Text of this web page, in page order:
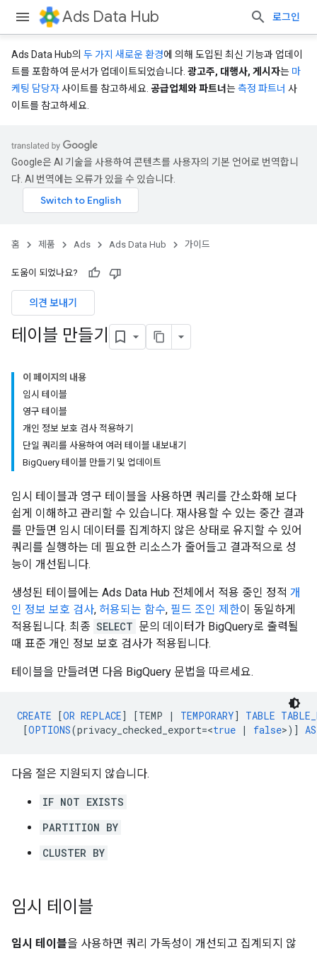
Ads Data Hub 로그인
Ads Data Hub의 두 가지 새로운 환경에 의해 도입된 최신 기능과 업데이
트를 포함하여 문서가 업데이트되었습니다. 광고주, 대행사, 게시자는 마
케팅 담당자사이트를 참고하세요. 공급업체와 파트너는측정 파트너 사
이트를 참고하세요.
Google은 AI 기술을 사용하여 콘텐츠를 사용자의 기본 언어로 번역합니
다. AI 번역에는 오류가 있을 수 있습니다.
홈 제품 Ads Ads Data Hub 가이드
도움이 되었나요?
의견 보내기
테이블 만들기
이 페이지의 내용
임시 테이블
영구 테이블
개인 정보 보호 검사 적용하기
단일 쿼리를 사용하여 여러 테이블 내보내기
BigQuery 테이블 만들기 및 업데이트
임시 테이블과 영구 테이블을 사용하면 쿼리를 간소화해 보다
쉽게 이해하고 관리할 수 있습니다. 재사용할 수 있는 중간 결과
를 만들면 임시 데이터를 집계하지 않은 상태로 유지할 수 있어
쿼리를 실행하는 데 필요한 리소스가 줄어들고 결과적으로 성
능이 개선됩니다.
생성된 테이블에는 Ads Data Hub 전체에서 적용 중인 정적 개
인 정보 보호 검사, 허용되는 함수, 필드 조인 제한이 동일하게
적용됩니다. 최종 SELECT 문의 데이터가 BigQuery로 출력될
때 표준 개인 정보 보호 검사가 적용됩니다.
테이블을 만들려면 다음 BigQuery 문법을 따르세요.
CREATE [OR REPLACE] [TEMP | TEMPORARY] TABLE
[OPTIONS(privacy_checked_export=<true | false>)] AS
다음 절은 지원되지 않습니다.
IF NOT EXISTS
PARTITION BY
CLUSTER BY
임시 테이블
임시 테이블을 사용하면 쿼리 가독성이 개선되고 집계되지 않